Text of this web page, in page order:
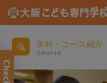
学科・コース紹介